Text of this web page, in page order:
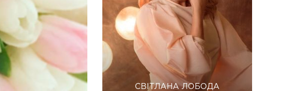
СВІТЛАНА ЛОБОДА